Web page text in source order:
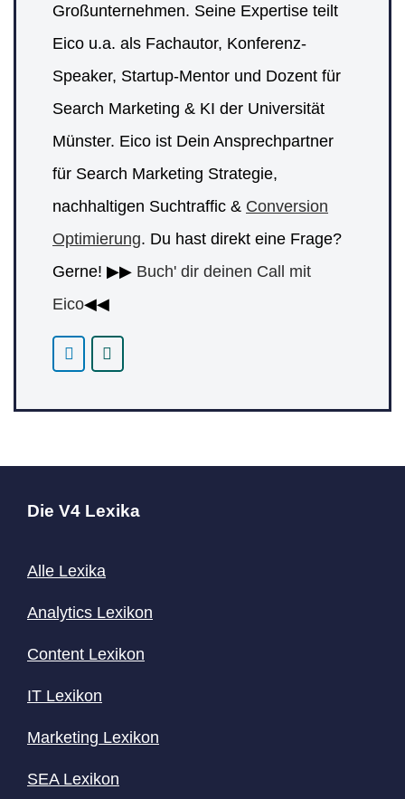
Großunternehmen. Seine Expertise teilt
Eico u.a. als Fachautor, Konferenz-
Speaker, Startup-Mentor und Dozent für
Search Marketing & KI der Universität
Münster. Eico ist Dein Ansprechpartner
für Search Marketing Strategie,
nachhaltigen Suchtraffic & Conversion
Optimierung. Du hast direkt eine Frage?
Gerne! ▶▶ Buch' dir deinen Call mit
Eico◀◀
Die V4 Lexika
Alle Lexika
Analytics Lexikon
Content Lexikon
IT Lexikon
Marketing Lexikon
SEA Lexikon